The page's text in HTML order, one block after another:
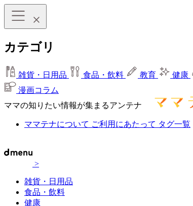
カテゴリ
雑貨・日用品 食品・飲料 教育 健康
漫画コラム
ママの知りたい情報が集まるアンテナ
ママテナについて ご利用にあたって タグ一覧
>
雑貨・日用品
食品・飲料
健康